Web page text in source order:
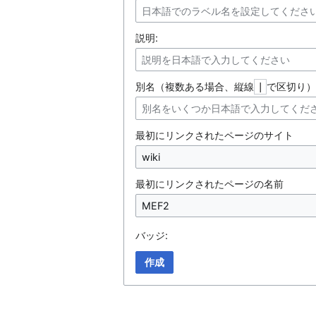
説明:
別名（複数ある場合、縦線 で区切り
最初にリンクされたページのサイト
最初にリンクされたページの名前
バッジ:
作成